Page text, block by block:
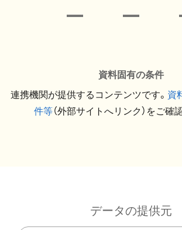
資料固有の条件
連携機関が提供するコンテンツです。 資
件等（外部サイトへリンク）をご確
データの提供元